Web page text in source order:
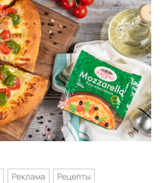
Реклама Рецепты